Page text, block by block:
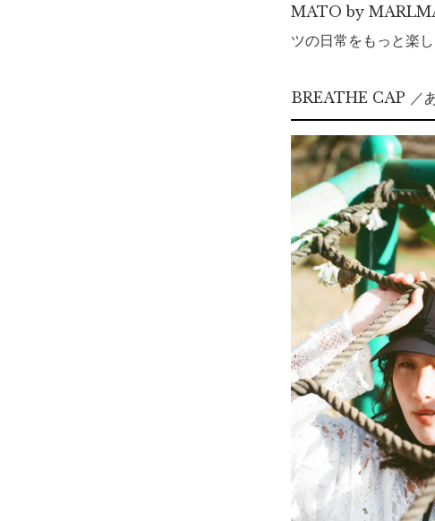
MATO by
ツの日常をもっと楽
BREATHE CAP ／